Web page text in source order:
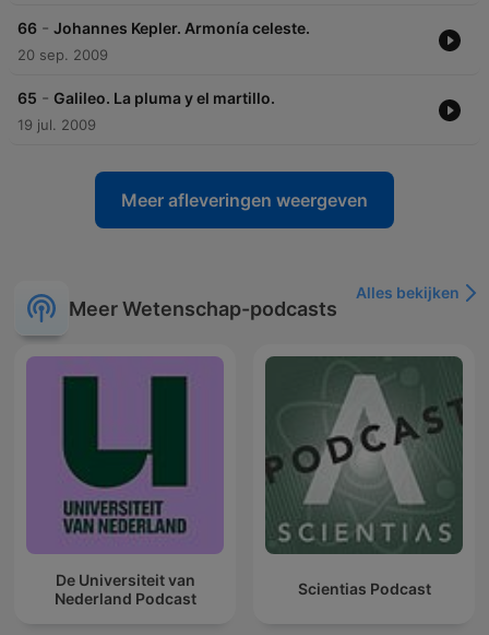
66 - Johannes Kepler. Armonía celeste.
20 sep. 2009
65 - Galileo. La pluma y el martillo.
19 jul. 2009
Meer afleveringen weergeven
Meer Wetenschap-podcasts
Alles bekijken
De Universiteit van
Nederland Podcast
Scientias Podcast